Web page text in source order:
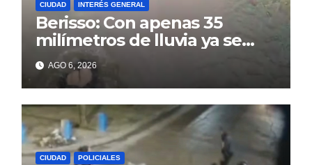
CIUDAD INTERÉS GENERAL
Berisso: Con apenas 35
milímetros de lluvia ya se
sienten los problemas
AGO 6, 2026
CIUDAD POLICIALES